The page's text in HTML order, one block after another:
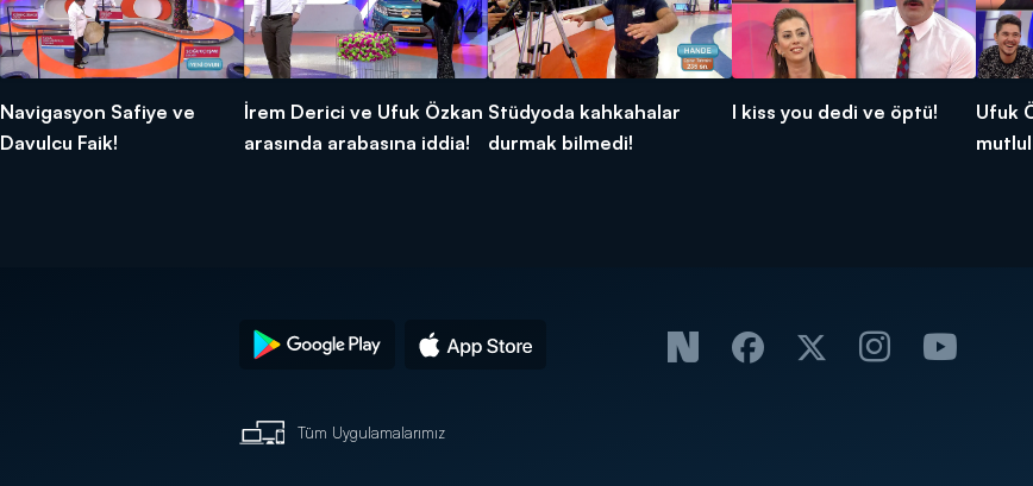
Navigasyon Safiye ve
Davulcu Faik!
İrem Derici ve Ufuk Özkan
arasında arabasına iddia!
Stüdyoda kahkahalar
durmak bilmedi!
I kiss you dedi ve öptü!
Ufuk
Tüm Uygulamalarımız